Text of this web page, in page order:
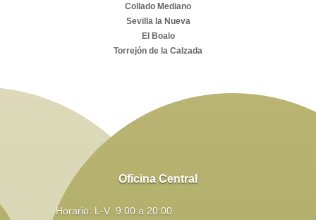
Collado Mediano
Sevilla la Nueva
El Boalo
Torrejón de la Calzada
Oficina Central
Horario: L-V 9:00 a 20:00